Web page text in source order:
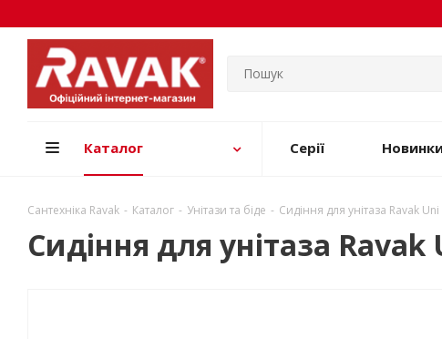
Каталог Серії
Сантехніка Ravak - Каталог - Унітази та біде - Сидіння для унітаза Ravak
Сидіння для унітаза Ravak